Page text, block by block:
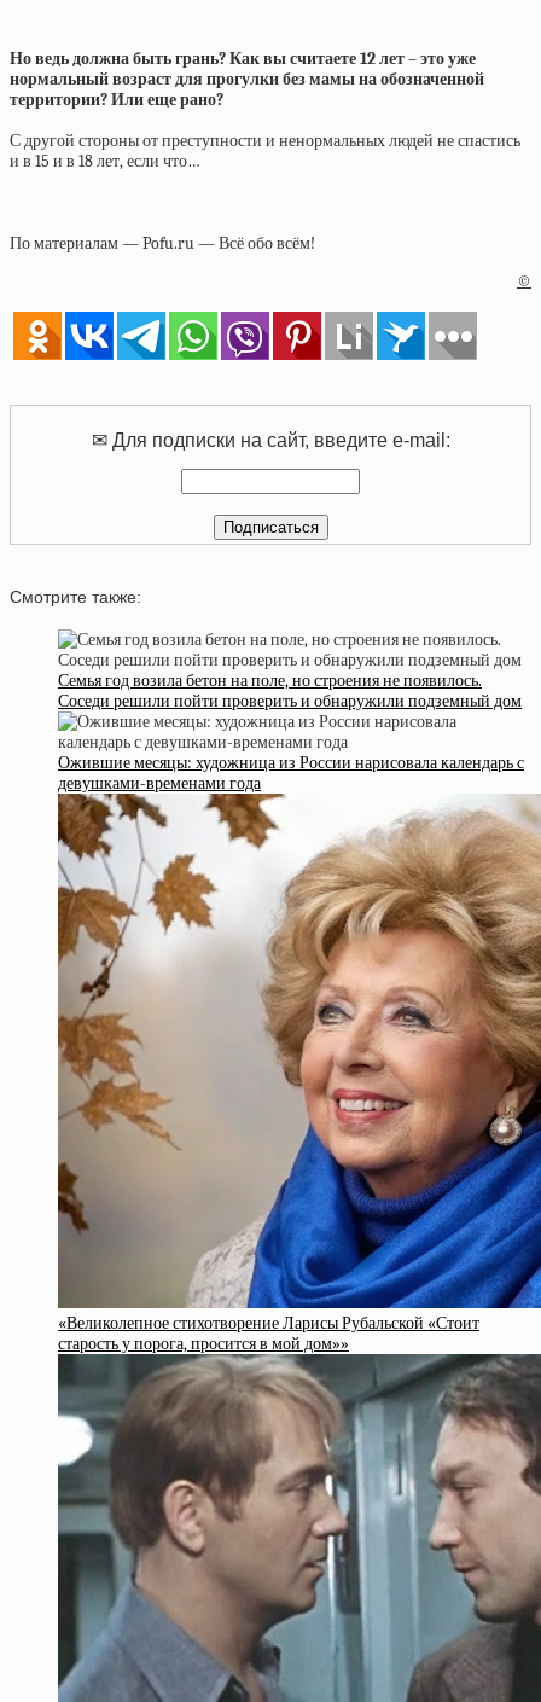
Но ведь должна быть грань? Как вы считаете 12 лет – это уже
нормальный возраст для прогулки без мамы на обозначенной
территории? Или еще рано?
С другой стороны от преступности и ненормальных людей не спастись
и в 15 и в 18 лет, если что…
По материалам — Pofu.ru — Всё обо всём!
©
✉ Для подписки на сайт, введите e-mail:
Смотрите также:
Семья год возила бетон на поле, но строения не появилось.
Соседи решили пойти проверить и обнаружили подземный дом
Ожившие месяцы: художница из России нарисовала календарь с
девушками-временами года
«Великолепное стихотворение Ларисы Рубальской «Стоит
старость у порога, просится в мой дом»»